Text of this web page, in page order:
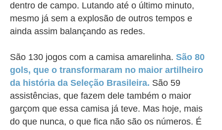
dentro de campo. Lutando até o último minuto,
mesmo já sem a explosão de outros tempos e
ainda assim balançando as redes.
São 130 jogos com a camisa amarelinha. São 80
gols, que o transformaram no maior artilheiro
da história da Seleção Brasileira. São 59
assistências, que fazem dele também o maior
garçom que essa camisa já teve. Mas hoje, mais
do que nunca, o que fica não são os números. É